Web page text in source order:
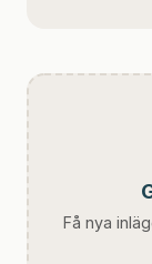
Få nya